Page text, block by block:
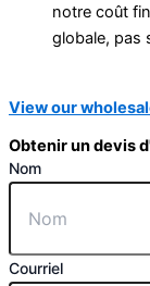
notre coût
globale, pas
View our
Obtenir un devis
Nom
Courriel